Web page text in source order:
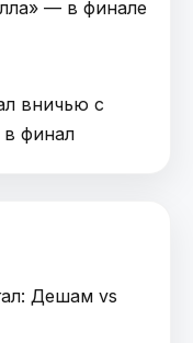
— в финале
вничью с
финал
Дешам vs